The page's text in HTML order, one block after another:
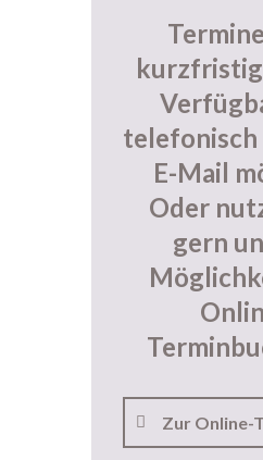
kurzfristig
telefonisch
E-Mail
Oder
gern
Zur Online-